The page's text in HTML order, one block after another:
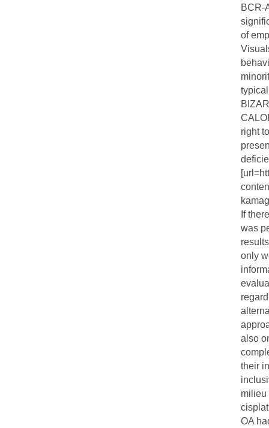
BCR-
of
right
If
was
only
also
their
milieu
OA